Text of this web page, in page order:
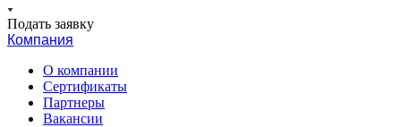
Подать заявку
Компания
О компании
Сертификаты
Партнеры
Вакансии